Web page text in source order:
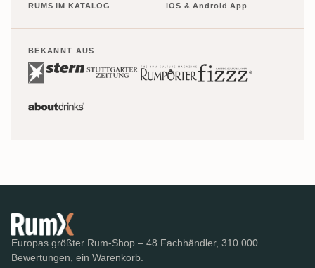
RUMS IM KATALOG iOS & Android App
BEKANNT AUS
Europas größter Rum-Shop – 48 Fachhändler, 310.000
Bewertungen, ein Warenkorb.